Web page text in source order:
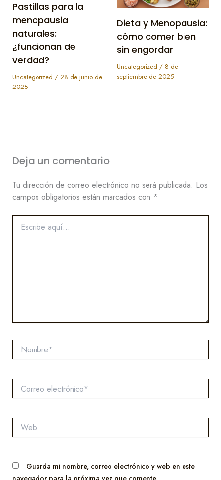
Pastillas para la
menopausia
naturales:
¿funcionan de
verdad?
Uncategorized /28 de junio de
2025
Dieta y Menopausia:
cómo comer bien
sin engordar
Uncategorized / 8 de
septiembre de 2025
Deja un comentario
Tu dirección de correo electrónico no será publicada. Los
campos obligatorios están marcados con *
aquí...
Nombre*
Correo
electrónico*
Web
Guarda mi nombre, correo electrónico y web en este
navegador para la próxima vez que comente.